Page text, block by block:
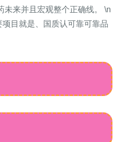
未来并且宏观整个正确线。 \n
目就是、国质认可靠可靠品